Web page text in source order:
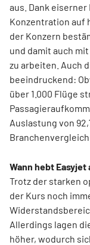
aus. Dank
Konzentration auf
der Konzern
und damit auch
zu arbeiten. Auch
beeindruckend:
über 1.000 Flüge
Auslastung von
Wann hebt Easyjet
Trotz der starken
der Kurs noch
Allerdings lagen
höher, wodurch